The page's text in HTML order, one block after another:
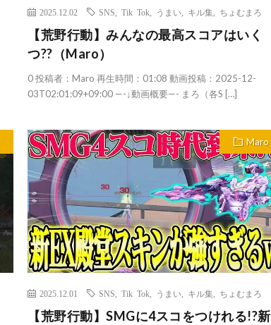
2025.12.02 SNS ,Tik Tok うまい キル集 ちょむまろ
【荒野行動】みんなの最高スコアはいく
つ??（Maro）
0 投稿者：Maro 再生時間：01:08 動画投稿：2025-12-
03T02:01:09+09:00 —-↓動画概要—- まろ（各S […]
Maro
2025.12.01 SNS ,Tik Tok うまい キル集 ちょむまろ
【荒野行動】SMGに4スコをつけれる!?新